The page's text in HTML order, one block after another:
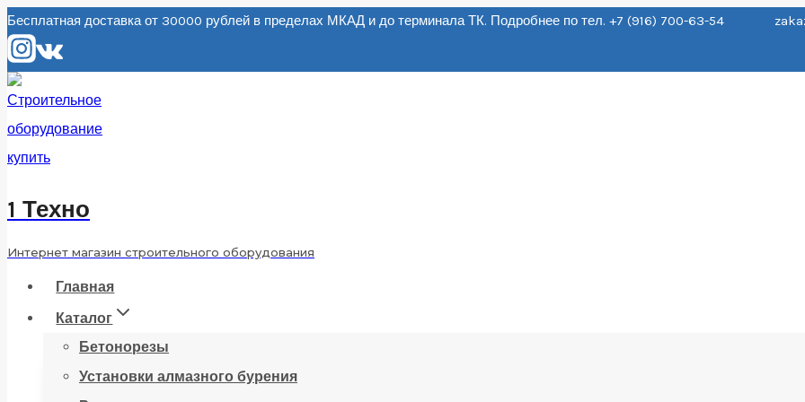
Перейти
к
содержанию
Бесплатная доставка от 30000 рублей в пределах МКАД и до терминала ТК. Подробнее по тел. +7 (916) 700-63-54
1 Техно
Интернет магазин строительного оборудования
Главная
Каталог
Бетонорезы
Установки алмазного бурения